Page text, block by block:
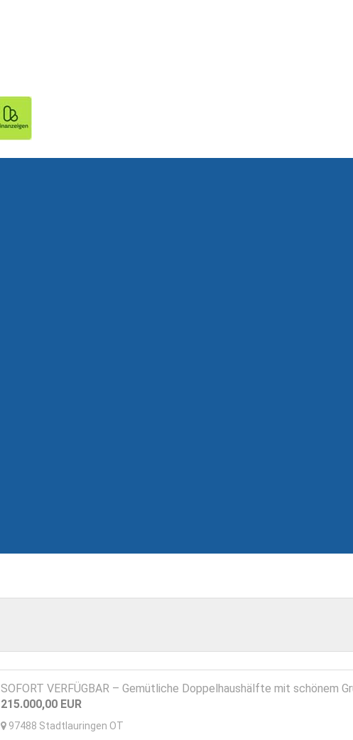
SOFORT VERFÜGBAR – Gemütliche Doppelhaushälfte mit schönem
215.000,00 EUR
97488 Stadtlauringen OT